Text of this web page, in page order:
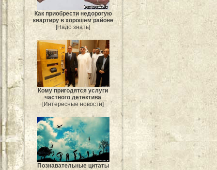
Как приобрести недорогую
квартиру в хорошем районе
[Надо знать]
Кому пригодятся услуги
частного детектива
[Интересные новости]
Познавательные цитаты